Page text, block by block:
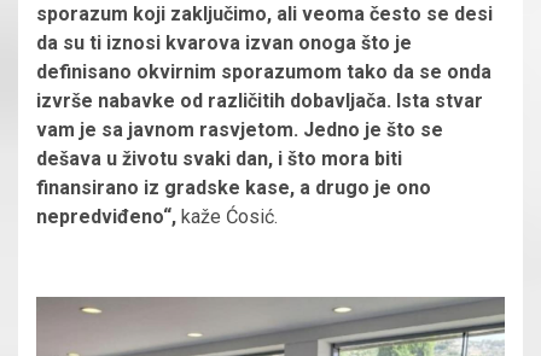
sporazum koji zaključimo, ali veoma često se desi
da su ti iznosi kvarova izvan onoga što je
definisano okvirnim sporazumom tako da se onda
izvrše nabavke od različitih dobavljača. Ista stvar
vam je sa javnom rasvjetom. Jedno je što se
dešava u životu svaki dan, i što mora biti
finansirano iz gradske kase, a drugo je ono
nepredviđeno“, kaže Ćosić.